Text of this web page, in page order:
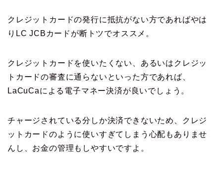
クレジットカードの発行に抵抗がない方であればやは
りLC JCBカードが断トツでオススメ。
クレジットカードを使いたくない、あるいはクレジッ
トカードの審査に通らないといった方であれば、
LaCuCaによる電子マネー決済が良いでしょう。
チャージされている分しか決済できないため、クレジ
ットカードのように使いすぎてしまう心配もありませ
んし、お金の管理もしやすいですよ。